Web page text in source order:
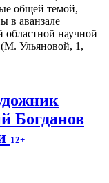
общей темой,
в аванзале
областной научной
Ульяновой, 1,
Богданов
12+